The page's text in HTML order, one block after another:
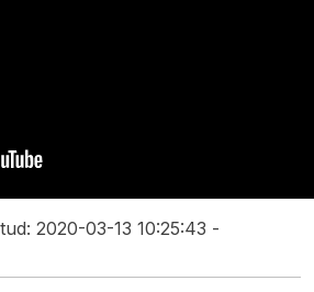
2020-03-13 10:25:43 -